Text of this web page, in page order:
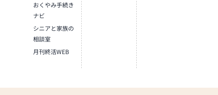
おくやみ手続き
ナビ
シニアと家族の
相談室
月刊終活WEB